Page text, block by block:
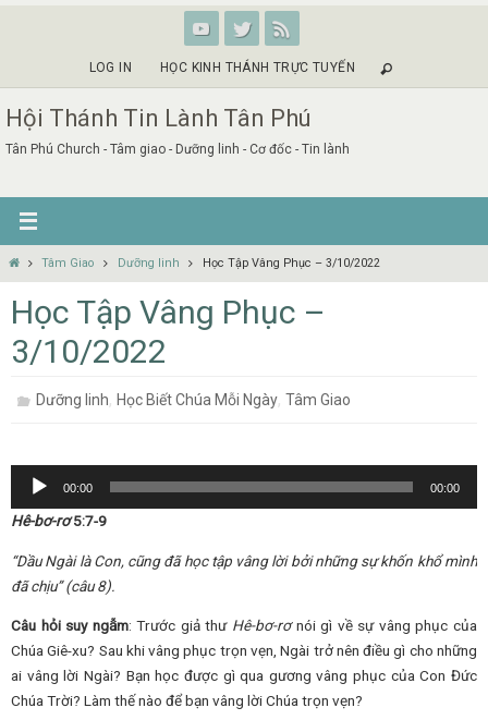
LOG IN HỌC KINH THÁNH TRỰC TUYẾN
Hội Thánh Tin Lành Tân Phú
Tân Phú Church - Tâm giao - Dưỡng linh - Cơ đốc - Tin lành
HomeTâm Giao Dưỡng linh Học Tập Vâng Phục – 3/10/2022
Học Tập Vâng Phục –
3/10/2022
Dưỡng linh,Học Biết Chúa Mỗi Ngày,Tâm Giao
Audio
00:00 00:00
Hê-bơ-rơ5:7-9
“Dầu Ngài là Con, cũng đã học tập vâng lời bởi những sự khốn khổ mình
đã chịu” (câu 8).
Câu hỏi suy ngẫm: Trước giả thư Hê-bơ-rơnói gì về sự vâng phục của
Chúa Giê-xu? Sau khi vâng phục trọn vẹn, Ngài trở nên điều gì cho những
ai vâng lời Ngài? Bạn học được gì qua gương vâng phục của Con Đức
Chúa Trời? Làm thế nào để bạn vâng lời Chúa trọn vẹn?